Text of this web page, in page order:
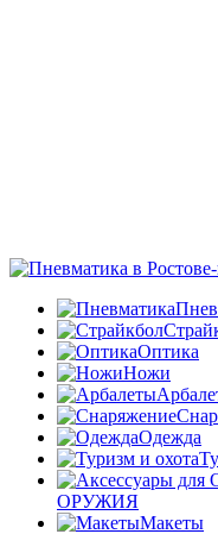
Оптика
Ножи
Одежда
ОРУЖИЯ
Макеты